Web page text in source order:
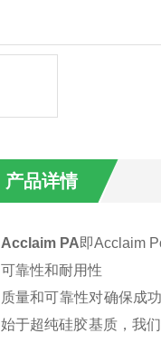
产品详情
Acclaim PA即Acclaim
可靠性和耐用性
质量和可靠性对确保成
始于超纯硅胶基质，我